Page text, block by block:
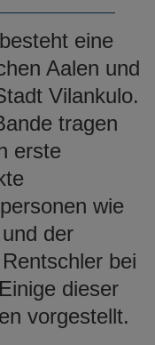
eine
Aalen und
Vilankulo.
tragen
erste
wie
der
bei
dieser
vorgestellt.